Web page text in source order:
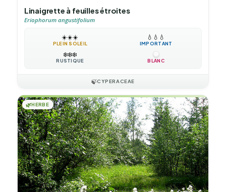
Linaigrette à feuilles étroites
Eriophorum angustifolium
☀️☀️☀️
PLEIN SOLEIL
💧 💧 💧
IMPORTANT
❄️❄️❄️
RUSTIQUE BLANC
🍃CYPERACEAE
🌿HERBE